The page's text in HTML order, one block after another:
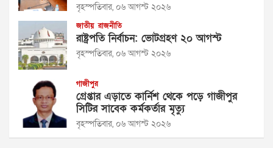
বৃহস্পতিবার, ০৬ আগস্ট ২০২৬
জাতীয় রাজনীতি
রাষ্ট্রপতি নির্বাচন: ভোটগ্রহণ ২০ আগস্ট
বৃহস্পতিবার, ০৬ আগস্ট ২০২৬
গাজীপুর
গ্রেপ্তার এড়াতে কার্নিশ থেকে পড়ে গাজীপুর
সিটির সাবেক কর্মকর্তার মৃত্যু
বৃহস্পতিবার, ০৬ আগস্ট ২০২৬